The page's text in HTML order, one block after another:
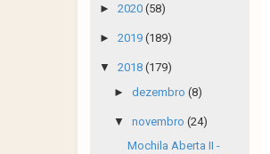
► 2020 (58)
► 2019 (189)
▼ 2018 (179)
► dezembro (8)
▼ novembro (24)
Mochila Aberta II -